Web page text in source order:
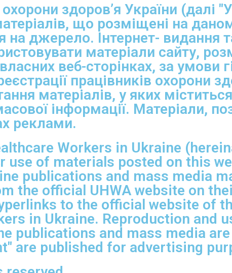
охорони здоров’я України (далі
що розміщені на
джерело. Інтернет- видання
матеріали сайту,
веб-сторінках, за умови
працівників охорони
матеріалів, у яких
інформації. Матеріали,
реклами.
Workers in Ukraine
use of materials posted on this
publications and mass media
the official UHWA website on
to the official website of
in Ukraine. Reproduction and
publications and mass media
are published for advertising